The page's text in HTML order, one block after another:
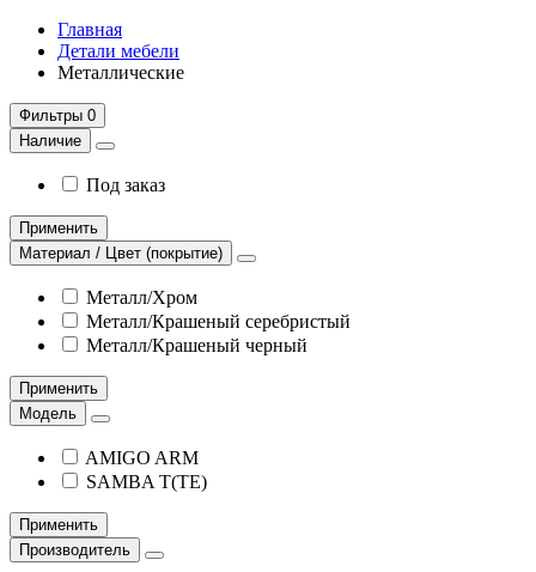
Главная
Детали мебели
Металлические
Фильтры 0
Наличие
Под заказ
Применить
Материал / Цвет (покрытие)
Металл/Хром
Металл/Крашеный серебристый
Металл/Крашеный черный
Применить
Модель
AMIGO ARM
SAMBA T(TE)
Применить
Производитель